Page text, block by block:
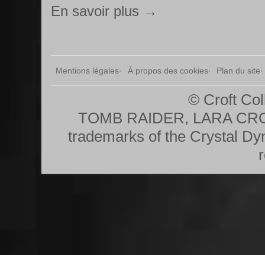
En savoir plus →
Mentions légales À propos des cookies Plan du site
© Croft
TOMB RAIDER, LARA
trademarks of the Crystal